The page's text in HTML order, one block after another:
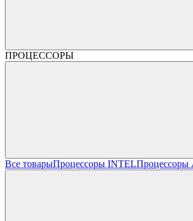
ПРОЦЕССОРЫ
Все товарыПроцессоры INTELПроцессоры